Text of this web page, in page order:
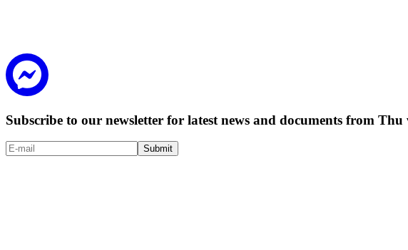
Subscribe to our newsletter for latest news and documents from
Submit